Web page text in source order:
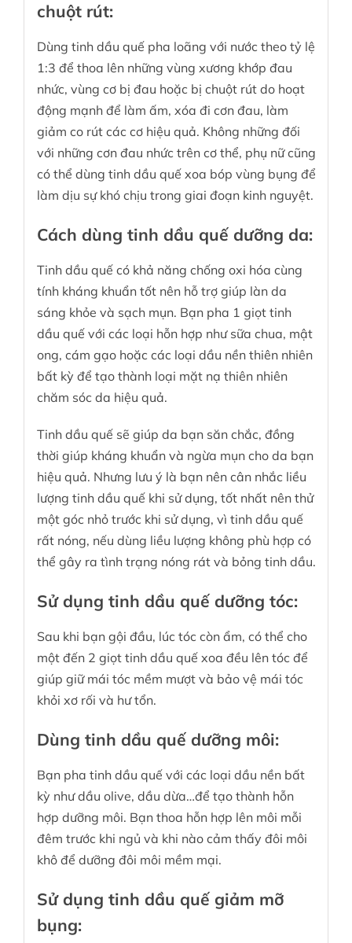
chuột rút:
Dùng tinh dầu quế pha loãng với nước theo tỷ lệ
1:3 để thoa lên những vùng xương khớp đau
nhức, vùng cơ bị đau hoặc bị chuột rút do hoạt
động mạnh để làm ấm, xóa đi cơn đau, làm
giảm co rút các cơ hiệu quả. Không những đối
với những cơn đau nhức trên cơ thể, phụ nữ cũng
có thể dùng tinh dầu quế xoa bóp vùng bụng để
làm dịu sự khó chịu trong giai đoạn kinh nguyệt.
Cách dùng tinh dầu quế dưỡng da:
Tinh dầu quế có khả năng chống oxi hóa cùng
tính kháng khuẩn tốt nên hỗ trợ giúp làn da
sáng khỏe và sạch mụn. Bạn pha 1 giọt tinh
dầu quế với các loại hỗn hợp như sữa chua, mật
ong, cám gạo hoặc các loại dầu nền thiên nhiên
bất kỳ để tạo thành loại mặt nạ thiên nhiên
chăm sóc da hiệu quả.
Tinh dầu quế sẽ giúp da bạn săn chắc, đồng
thời giúp kháng khuẩn và ngừa mụn cho da bạn
hiệu quả. Nhưng lưu ý là bạn nên cân nhắc liều
lượng tinh dầu quế khi sử dụng, tốt nhất nên thử
một góc nhỏ trước khi sử dụng, vì tinh dầu quế
rất nóng, nếu dùng liều lượng không phù hợp có
thể gây ra tình trạng nóng rát và bỏng tinh dầu.
Sử dụng tinh dầu quế dưỡng tóc:
Sau khi bạn gội đầu, lúc tóc còn ẩm, có thể cho
một đến 2 giọt tinh dầu quế xoa đều lên tóc để
giúp giữ mái tóc mềm mượt và bảo vệ mái tóc
khỏi xơ rối và hư tổn.
Dùng tinh dầu quế dưỡng môi:
Bạn pha tinh dầu quế với các loại dầu nền bất
kỳ như dầu olive, dầu dừa…để tạo thành hỗn
hợp dưỡng môi. Bạn thoa hỗn hợp lên môi mỗi
đêm trước khi ngủ và khi nào cảm thấy đôi môi
khô để dưỡng đôi môi mềm mại.
Sử dụng tinh dầu quế giảm mỡ
bụng: